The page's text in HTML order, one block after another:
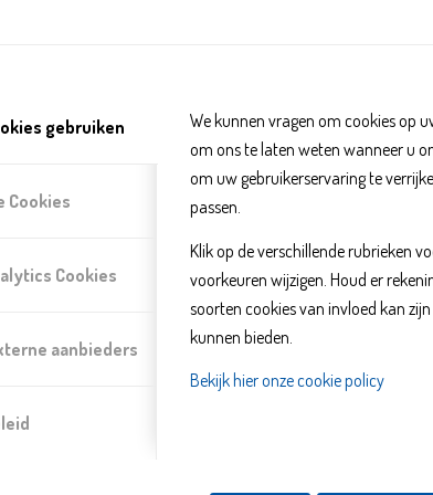
gebruiken
Cookies
Cookies
aanbieders
We kunnen vragen om cookies op
om ons te laten weten wanneer u
om uw gebruikerservaring te
passen.
Klik op de verschillende rubrieken
voorkeuren wijzigen. Houd er
soorten cookies van invloed kan
kunnen bieden.
Bekijk hier onze cookie policy
Uw eigen huis, een veilige plek. Zelf eten klaar
boodschap doen, een wandeling door het
lekker wordt? Of er is een situatie waarin u